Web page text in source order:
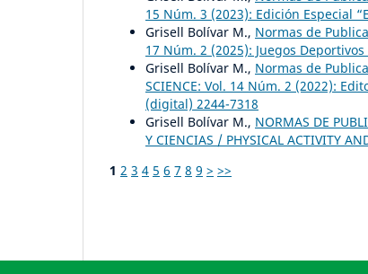
15 Núm. 3 (2023): Edición Especial
Grisell Bolívar M., Normas de
17 Núm. 2 (2025): Juegos
Grisell Bolívar M., Normas de
SCIENCE: Vol. 14 Núm. 2 (2022):
(digital) 2244-7318
Grisell Bolívar M., NORMAS DE
Y CIENCIAS / PHYSICAL ACTIVITY
1 2 3 4 5 6 7 8 9 > >>